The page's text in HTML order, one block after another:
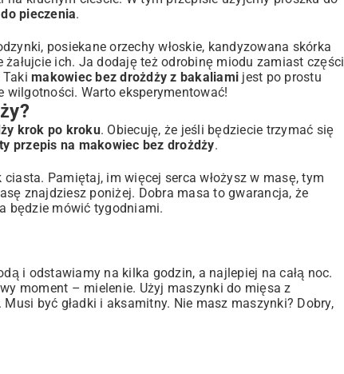
pieczenia.
posiekane orzechy włoskie, kandyzowana skórka
ich. Ja dodaję też odrobinę miodu zamiast części
Taki makowiec bez drożdży z bakaliami jest po prostu
wilgotności. Warto eksperymentować!
krok po kroku. Obiecuję, że jeśli będziecie trzymać się
przepis na makowiec bez drożdży.
Pamiętaj, im więcej serca włożysz w masę, tym
znajdziesz poniżej. Dobra masa to gwarancja, że
będzie mówić tygodniami.
i odstawiamy na kilka godzin, a najlepiej na całą noc.
moment – mielenie. Użyj maszynki do mięsa z
być gładki i aksamitny. Nie masz maszynki? Dobry,